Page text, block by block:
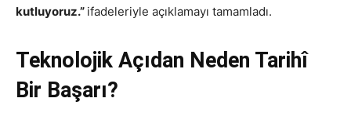
kutluyoruz.” ifadeleriyle açıklamayı tamamladı.
Teknolojik Açıdan Neden Tarihî
Bir Başarı?